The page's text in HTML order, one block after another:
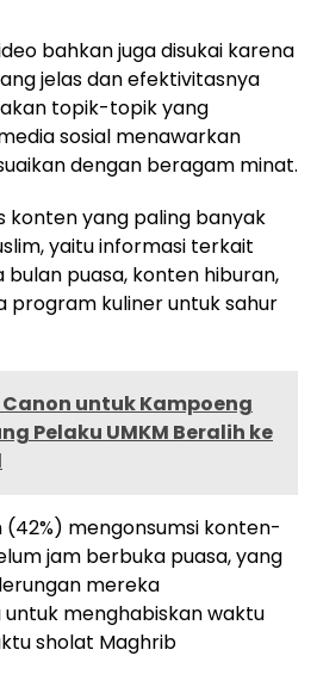
bahkan juga disukai karena
jelas dan efektivitasnya
topik-topik yang
sosial menawarkan
dengan beragam minat.
konten yang paling banyak
yaitu informasi terkait
puasa, konten hiburan,
program kuliner untuk sahur
untuk Kampoeng
Pelaku UMKM Beralih ke
mengonsumsi konten-
jam berbuka puasa, yang
mereka
menghabiskan waktu
sholat Maghrib